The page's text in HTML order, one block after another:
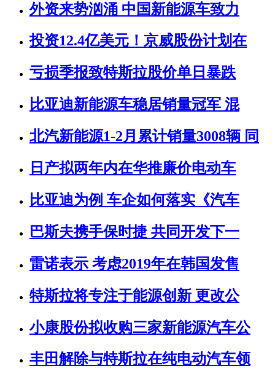
外资来势汹涌 中国新能源车致力
投资12.4亿美元！京威股份计划在
亏损季报致特斯拉股价单日暴跌
比亚迪新能源车稳居销量冠军 混
北汽新能源1-2月累计销量3008辆 同
日产拟两年内在华推廉价电动车
比亚迪为例 车企如何落实《汽车
巴斯夫携手保时捷 共同开发下一
雷诺表示 考虑2019年在韩国发售
特斯拉将专注于能源创新 更改公
小康股份拟收购三家新能源汽车公
丰田解除与特斯拉在纯电动汽车领